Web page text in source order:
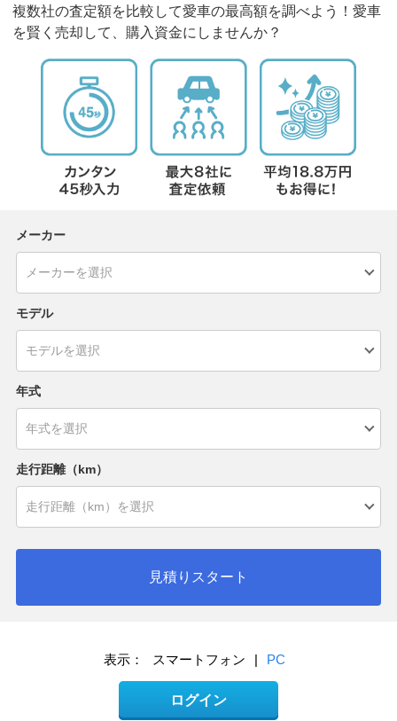
複数社の査定額を比較して愛車の最高額を調べよう！愛車
を賢く売却して、購入資金にしませんか？
メーカー
モデル
年式
走行距離（km）
見積りスタート
表示： スマートフォン | PC
ログイン